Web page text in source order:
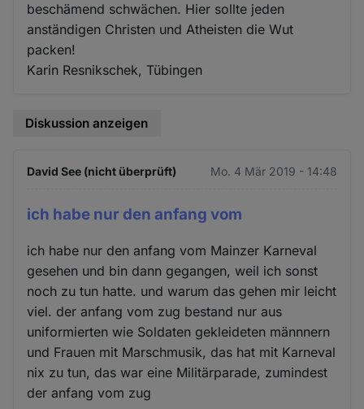
beschämend schwächen. Hier sollte jeden
anständigen Christen und Atheisten die Wut
packen!
Karin Resnikschek, Tübingen
Diskussion anzeigen
David See (nicht überprüft) Mo. 4 Mär 2019 - 14:48
ich habe nur den anfang vom
ich habe nur den anfang vom Mainzer Karneval
gesehen und bin dann gegangen, weil ich sonst
noch zu tun hatte. und warum das gehen mir leicht
viel. der anfang vom zug bestand nur aus
uniformierten wie Soldaten gekleideten männnern
und Frauen mit Marschmusik, das hat mit Karneval
nix zu tun, das war eine Militärparade, zumindest
der anfang vom zug